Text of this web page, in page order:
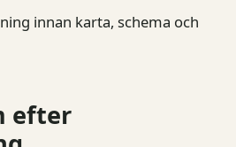
innan karta, schema och
efter